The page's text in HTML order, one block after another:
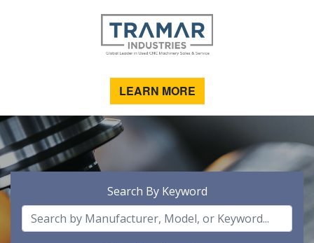
LEARN MORE
Search By Keyword